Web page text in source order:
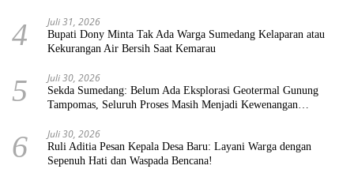
4 Juli 31, 2026
Bupati Dony Minta Tak Ada Warga Sumedang Kelaparan atau
Kekurangan Air Bersih Saat Kemarau
5 Juli 30, 2026
Sekda Sumedang: Belum Ada Eksplorasi Geotermal Gunung
Tampomas, Seluruh Proses Masih Menjadi Kewenangan
6 Juli 30, 2026
Ruli Aditia Pesan Kepala Desa Baru: Layani Warga dengan
Sepenuh Hati dan Waspada Bencana!